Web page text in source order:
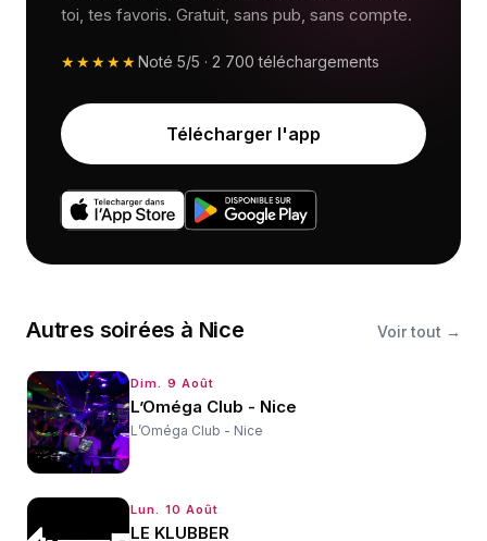
toi, tes favoris. Gratuit, sans pub, sans compte.
★★★★★Noté 5/5 · 2 700 téléchargements
Télécharger l'app
Autres soirées à Nice Voir tout →
Dim. 9 Août
L’Oméga Club - Nice
L’Oméga Club - Nice
Lun. 10 Août
LE KLUBBER